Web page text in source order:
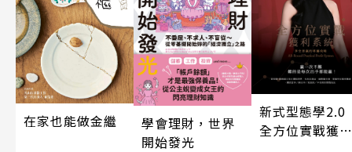
在家也能做金繼
學會理財，世界
開始發光
新式型態學
全方位實戰獲利